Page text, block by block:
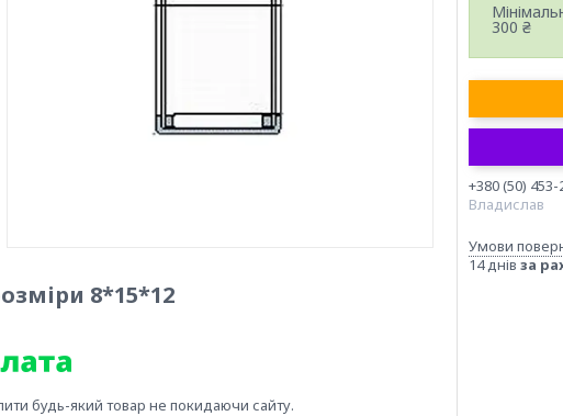
8*15*12
будь-який товар не покидаючи сайту.
300 ₴
+380 (50) 453-
Владислав
14 днів за